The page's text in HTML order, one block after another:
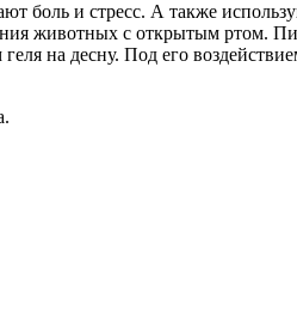
боль и стресс. А также
животных с открытым ртом.
на десну. Под его